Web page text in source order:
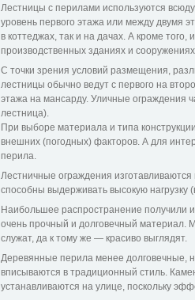
Лестницы с перилами используются
уровень первого этажа или между двумя
в коттеджах, так и на дачах. А кроме
производственных зданиях и
С точки зрения условий размещения,
лестницы обычно ведут с первого на
этажа на мансарду. Уличные ограждения
лестница).
При выборе материала и типа
внешних (погодных) факторов. А для
перила.
Лестничные ограждения
способны выдерживать высокую нагрузку
Наибольшее распространение получили
очень прочный и долговечный материал.
служат, да к тому же — красиво выглядят.
Деревянные перила менее долговечные,
вписываются в традиционный стиль.
устанавливаются на улице, поскольку